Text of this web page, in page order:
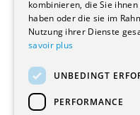
Verwaltungsgebäude und
Schuleinrichtungen
Medizinische Einrichtungen
Kultur - Sport - Freizeit
Industrie - Handwerk
Transport und Parkplätze
kombinieren, die Sie
haben oder die sie im
Nutzung ihrer Dienste
savoir plus
UNBEDINGT
PERFORMANCE